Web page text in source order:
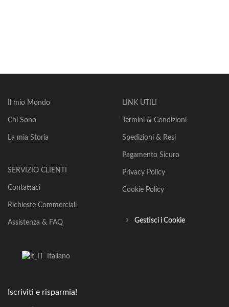
Il mio Mondo
Chi Sono
La mia Storia
SERVIZIO CLIENTI
Contattaci
Richieste Commerciali
Assistenza & FAQ
LINK UTILI
Termini & Condizioni
Spedizioni & Resi
Pagamento Sicuro
Privacy Policy
Cookie Policy
Gestisci i Cookie
Italiano
Iscriviti e risparmia!